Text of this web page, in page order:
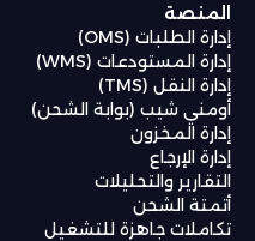
المنصة
إدارة الطلبات (OMS)
إدارة المستودعات (WMS)
إدارة النقل (TMS)
أومني شيب (بوابة الشحن)
إدارة المخزون
إدارة الإرجاع
التقارير والتحليلات
أتمتة الشحن
تكاملات جاهزة للتشغيل